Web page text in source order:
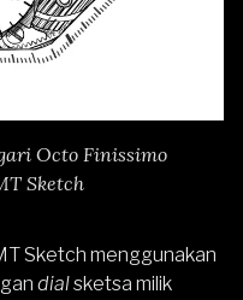
Octo Finissimo
Sketch
Sketch menggunakan
dialsketsa milik